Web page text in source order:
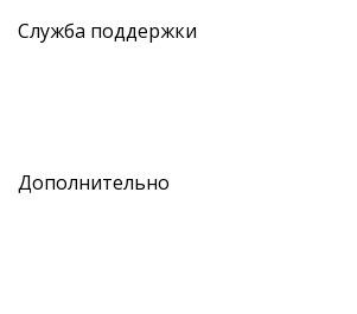
Служба поддержки
Дополнительно